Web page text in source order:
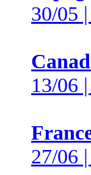
30/05
13/06
27/06